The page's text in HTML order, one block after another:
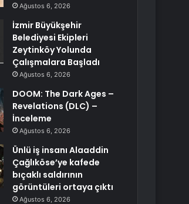
Ağustos 6, 2026
İzmir Büyükşehir
Belediyesi Ekipleri
Zeytinköy Yolunda
Çalışmalara Başladı
Ağustos 6, 2026
DOOM: The Dark Ages –
Revelations (DLC) –
İnceleme
Ağustos 6, 2026
Ünlü iş insanı Alaaddin
Çağlıköse’ye kafede
bıçaklı saldırının
görüntüleri ortaya çıktı
Ağustos 6, 2026